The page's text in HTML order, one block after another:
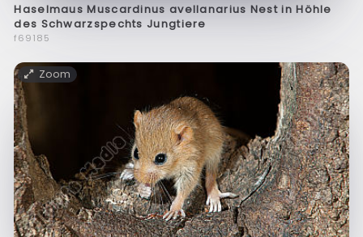
Haselmaus Muscardinus avellanarius Nest in Höhle
des Schwarzspechts Jungtiere
f69185
Zoom